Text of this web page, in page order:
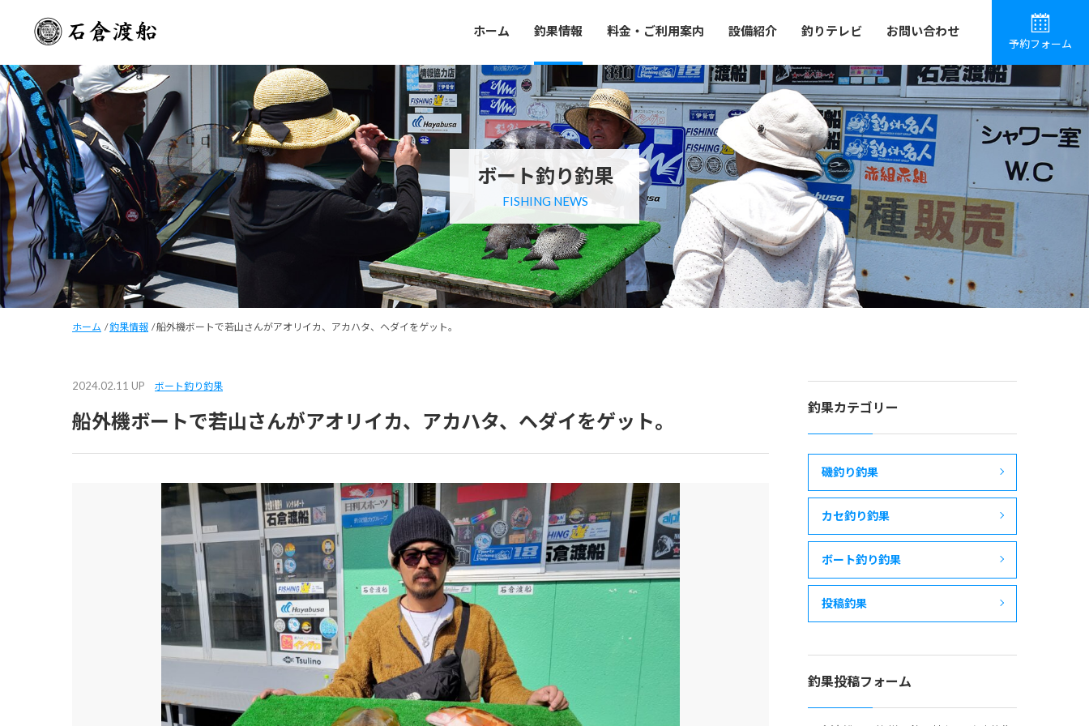
ホーム 釣果情報 料金・ご利用案内 設備紹介 釣りテレビ お問い合わせ
予約フォーム
ボート釣り釣果
FISHING NEWS
ホーム /釣果情報 /船外機ボートで若山さんがアオリイカ、アカハタ、ヘダイをゲット。
2024.02.11 UP ボート釣り釣果
船外機ボートで若山さんがアオリイカ、アカハタ、ヘダイをゲット。
釣果カテゴリー
磯釣り釣果
カセ釣り釣果
ボート釣り釣果
投稿釣果
釣果投稿フォーム